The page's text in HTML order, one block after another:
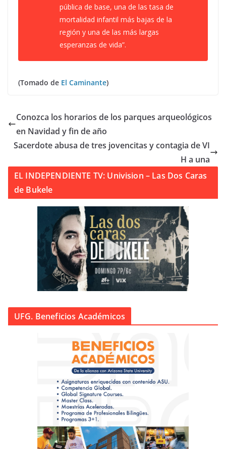
pública de base, una de las tasa de
mortalidad infantil más bajas de la
región y una de las más largas
esperanzas de vida”.
(Tomado de El Caminante)
Conozca los horarios de los parques arqueológicos
en Navidad y fin de año
Sacerdote abusa de tres jovencitas y contagia de VI
H a una
EL INDEPENDIENTE TV: Univision – Las Dos Caras
de Bukele
UFG. Beneficios Académicos